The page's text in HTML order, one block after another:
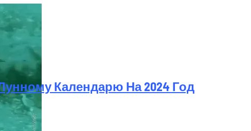
Календарю На 2024 Год